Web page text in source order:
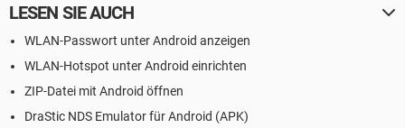
LESEN SIE AUCH
WLAN-Passwort unter Android anzeigen
WLAN-Hotspot unter Android einrichten
ZIP-Datei mit Android öffnen
DraStic NDS Emulator für Android (APK)